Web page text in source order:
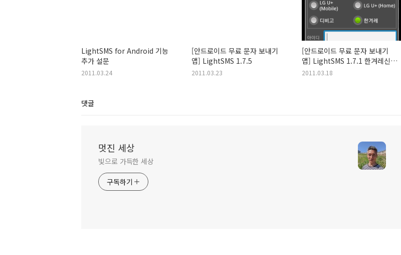
LightSMS for Android 기능
추가 설문
2011.03.24
[안드로이드 무료 문자 보내기
앱] LightSMS 1.7.5
2011.03.23
[안드로이드 무료 문자 보내기
앱] LightSMS 1.7.1 한겨레신문
무료문자 지원
2011.03.18
댓글
멋진 세상
빛으로 가득한 세상
구독하기